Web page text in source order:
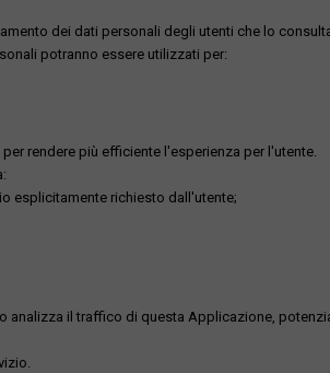
dei dati personali degli utenti che lo
potranno essere utilizzati per:
rendere più efficiente l'esperienza per l'utente.
esplicitamente richiesto dall'utente;
il traffico di questa Applicazione,